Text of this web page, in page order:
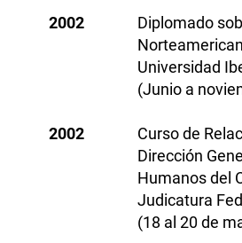
2002
Diplomado
Universidad
(Junio a
2002
Curso de
Dirección
Humanos del
Judicatura
(18 al 20 de